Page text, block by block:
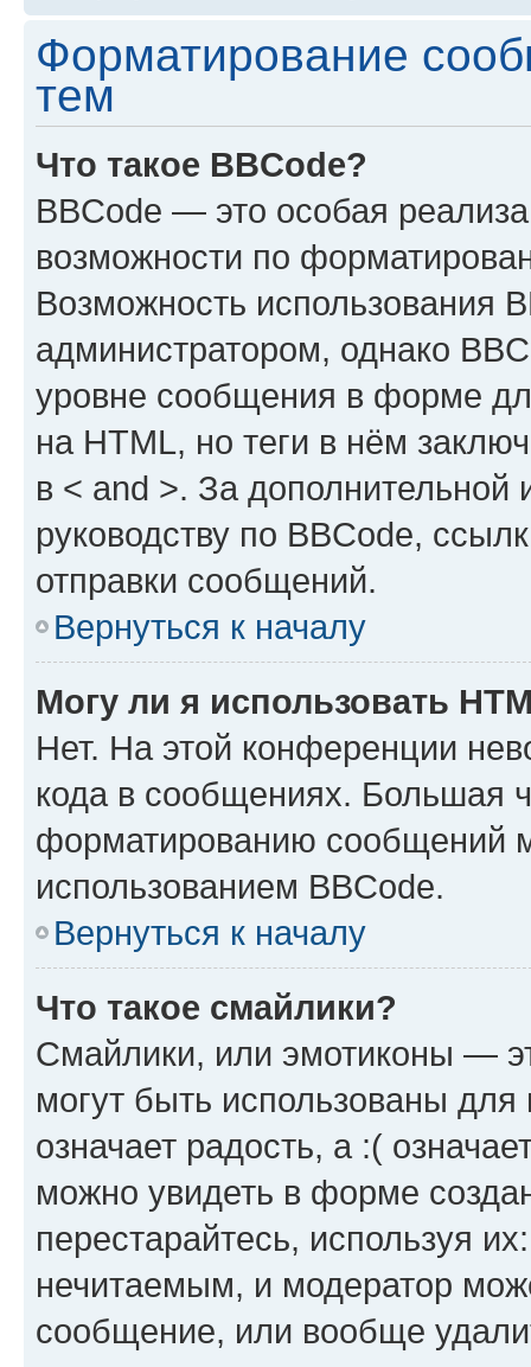
Форматирование
тем
Что такое BBCode?
BBCode — это особая
возможности по
Возможность использования
администратором, однако
уровне сообщения в форме
на HTML, но теги в нём
в < and >. За
руководству по BBCode,
отправки сообщений.
Вернуться к началу
Могу ли я использовать
Нет. На этой конференции
кода в сообщениях. Большая
форматированию сообщений
использованием BBCode.
Вернуться к началу
Что такое смайлики?
Смайлики, или эмотиконы —
могут быть использованы
означает радость, а :(
можно увидеть в форме
перестарайтесь, используя
нечитаемым, и модератор
сообщение, или вообще